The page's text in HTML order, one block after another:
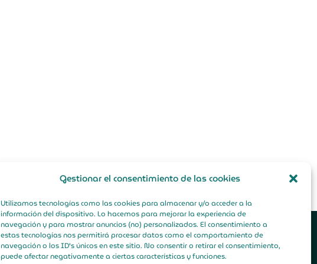
Gestionar el consentimiento de las cookies
Utilizamos tecnologías como las cookies para almacenar y/o acceder a la
información del dispositivo. Lo hacemos para mejorar la experiencia de
navegación y para mostrar anuncios (no) personalizados. El consentimiento a
estas tecnologías nos permitirá procesar datos como el comportamiento de
navegación o los ID's únicos en este sitio. No consentir o retirar el consentimiento,
puede afectar negativamente a ciertas características y funciones.
F
a
c
e
Y
o
u
t
I
n
s
t